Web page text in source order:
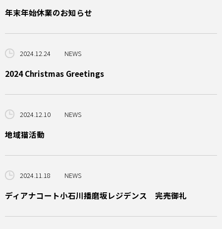
年末年始休業のお知らせ
2024.12.24 NEWS
2024 Christmas Greetings
2024.12.10 NEWS
地域猫活動
2024.11.18 NEWS
ディアナコート小石川播磨坂レジデンス 完売御礼